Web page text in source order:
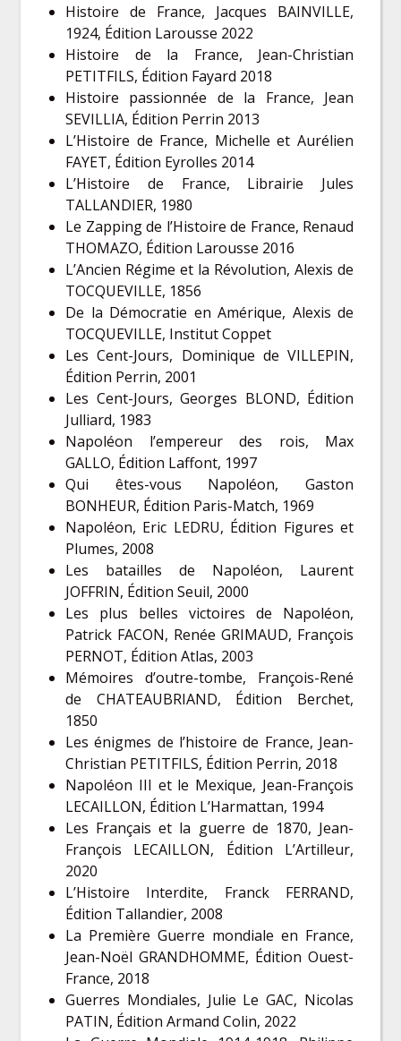
Histoire de France, Jacques BAINVILLE,
1924, Édition Larousse 2022
Histoire de la France, Jean-Christian
PETITFILS, Édition Fayard 2018
Histoire passionnée de la France, Jean
SEVILLIA, Édition Perrin 2013
L’Histoire de France, Michelle et Aurélien
FAYET, Édition Eyrolles 2014
L’Histoire de France, Librairie Jules
TALLANDIER, 1980
Le Zapping de l’Histoire de France, Renaud
THOMAZO, Édition Larousse 2016
L’Ancien Régime et la Révolution, Alexis de
TOCQUEVILLE, 1856
De la Démocratie en Amérique, Alexis de
TOCQUEVILLE, Institut Coppet
Les Cent-Jours, Dominique de VILLEPIN,
Édition Perrin, 2001
Les Cent-Jours, Georges BLOND, Édition
Julliard, 1983
Napoléon l’empereur des rois, Max
GALLO, Édition Laffont, 1997
Qui êtes-vous Napoléon, Gaston
BONHEUR, Édition Paris-Match, 1969
Napoléon, Eric LEDRU, Édition Figures et
Plumes, 2008
Les batailles de Napoléon, Laurent
JOFFRIN, Édition Seuil, 2000
Les plus belles victoires de Napoléon,
Patrick FACON, Renée GRIMAUD, François
PERNOT, Édition Atlas, 2003
Mémoires d’outre-tombe, François-René
de CHATEAUBRIAND, Édition Berchet,
1850
Les énigmes de l’histoire de France, Jean-
Christian PETITFILS, Édition Perrin, 2018
Napoléon III et le Mexique, Jean-François
LECAILLON, Édition L’Harmattan, 1994
Les Français et la guerre de 1870, Jean-
François LECAILLON, Édition L’Artilleur,
2020
L’Histoire Interdite, Franck FERRAND,
Édition Tallandier, 2008
La Première Guerre mondiale en France,
Jean-Noël GRANDHOMME, Édition Ouest-
France, 2018
Guerres Mondiales, Julie Le GAC, Nicolas
PATIN, Édition Armand Colin, 2022